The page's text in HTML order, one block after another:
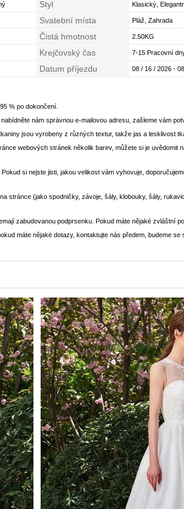
Styl Klasický,
Svatební místa Pláž, Zahrada
Čistá hmotnost 2.50KG
Krejčovský čas 7-15 Pracovní
Datum příjezdu 08 / 16 / 2026 -
% po dokončení.
nám správnou e-mailovou adresu, zašleme vám
jsou vyrobeny z různých textur, takže jas a lesklivost
webových stránek několik barev, můžete si je uvědomit
si nejste jisti, jakou velikost vám vyhovuje,
stránce (jako spodničky, závoje, šály, klobouky, šály,
zabudovanou podprsenku. Pokud máte nějaké zvláštní
máte nějaké dotazy, kontaktujte nás předem, budeme